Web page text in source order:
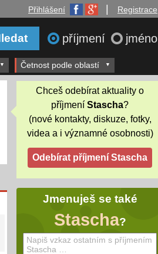
Přihlášení Registrace
příjmení jméno
Četnost podle oblastí
Chceš odebírat aktuality o
příjmení Stascha?
(nové kontakty, diskuze, fotky,
videa a i významné osobnosti)
Jmenuješ se také
Stascha?